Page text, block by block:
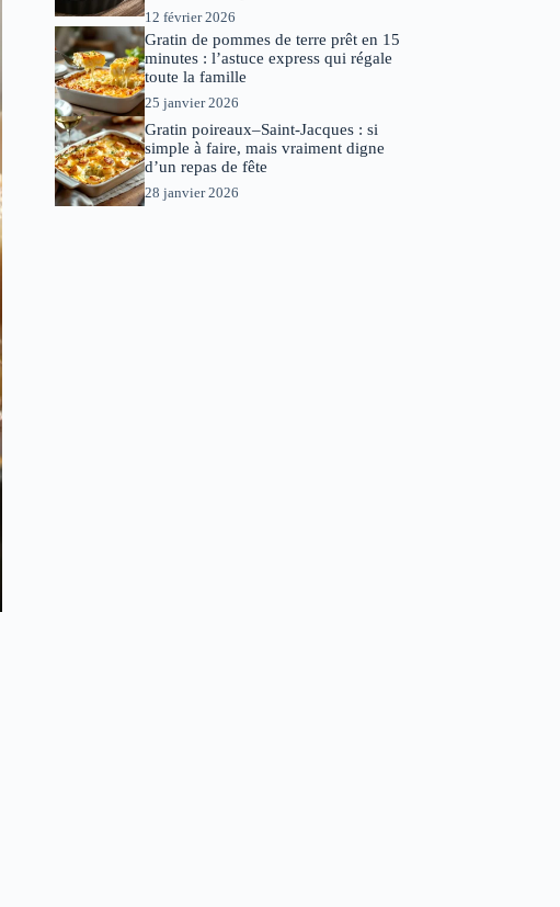
12 février 2026
Gratin de pommes de terre prêt en 15
minutes : l’astuce express qui régale
toute la famille
25 janvier 2026
Gratin poireaux–Saint-Jacques : si
simple à faire, mais vraiment digne
d’un repas de fête
28 janvier 2026